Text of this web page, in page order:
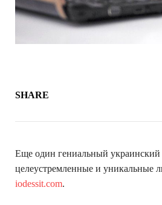
SHARE
Еще один гениальный украинский
целеустремленные и уникальные
iodessit.com.